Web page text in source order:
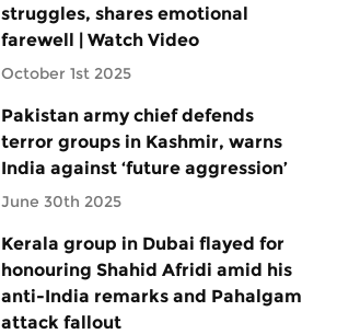
struggles, shares emotional
farewell | Watch Video
October 1st 2025
Pakistan army chief defends
terror groups in Kashmir, warns
India against ‘future aggression’
June 30th 2025
Kerala group in Dubai flayed for
honouring Shahid Afridi amid his
anti-India remarks and Pahalgam
attack fallout